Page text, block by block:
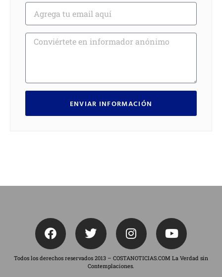
ENVIAR INFORMACIÓN
Todos los derechos reservados 2013 – COSTANOTICIAS.COM La Verdad sin
Contemplaciones.